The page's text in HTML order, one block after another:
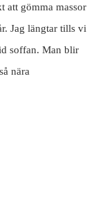
att gömma massor
Jag längtar tills vi
soffan. Man blir
nära